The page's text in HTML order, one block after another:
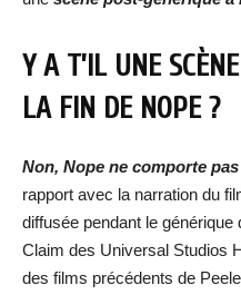
Y A T’IL UNE
LA FIN DE NOPE ?
Non, Nope ne comporte
rapport avec la narration du
diffusée pendant le générique
Claim des Universal Studios
des films précédents de